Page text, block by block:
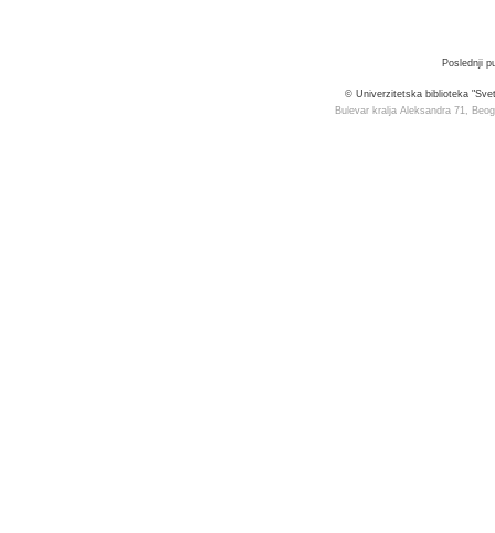
Poslednji
© Univerzitetska biblioteka
Bulevar kralja Aleksandra 71,